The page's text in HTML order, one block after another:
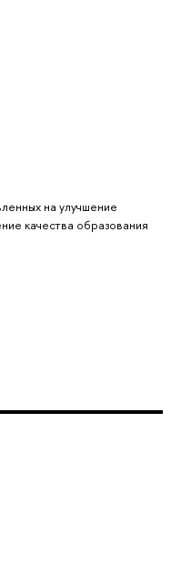
на улучшение
качества образования